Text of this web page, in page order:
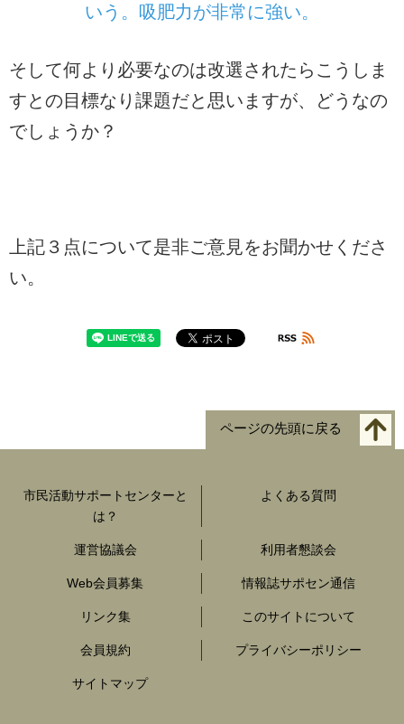
いう。吸肥力が非常に強い。
そして何より必要なのは改選されたらこうしま
すとの目標なり課題だと思いますが、どうなの
でしょうか？
上記３点について是非ご意見をお聞かせくださ
い。
ページの先頭に戻る
市民活動サポートセンターと
は？
よくある質問
運営協議会 利用者懇談会
Web会員募集 情報誌サポセン通信
リンク集 このサイトについて
会員規約 プライバシーポリシー
サイトマップ